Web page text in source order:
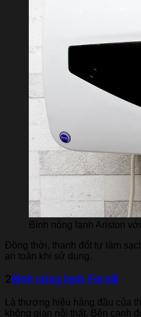
Bình nóng lạnh Ariston
Đồng thời, thanh đốt tự làm
an toàn khi sử dụng.
2​Bình nóng lạnh Ferolli
Là thương hiệu hàng đầu của
không gian nội thất. Bên cạnh